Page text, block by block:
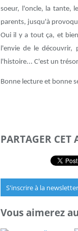
soeur, l'oncle, la tante,
parents, jusqu'à
Oui il y a tout ça, et
l'envie de le
l'histoire... C'est un
Bonne lecture et bonne
PARTAGER CET
S'inscrire à la newsletter
Vous aimerez